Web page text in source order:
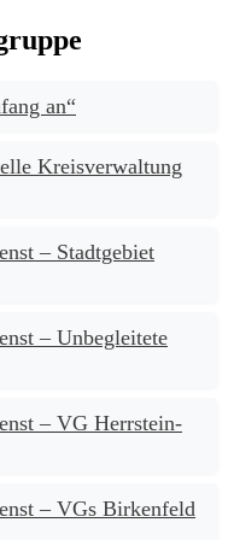
an“
Kreisverwaltung
– Stadtgebiet
– Unbegleitete
– VG Herrstein-
– VGs Birkenfeld